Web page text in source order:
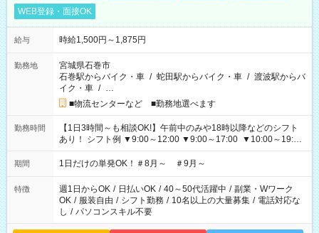
WEB登録・面接OK
給与 時給1,500円～1,875円
勤務地
宮城県石巻市
石巻駅からバイク・車 / 蛇田駅からバイク・車 / 渡波駅からバ
イク・車 / …
■物流センターなど ■勤務地選べます
勤務時間
【1日3時間～も相談OK!】午前中のみや18時以降などのシフト
あり！ シフト例 ▼9:00～12:00 ▼9:00～17:00 ▼10:00～19:00
▼18:00～21:00
期間 1日だけの単発OK！＃8月～ ＃9月～
特徴 週1日からOK / 日払いOK / 40～50代活躍中 / 副業・Wワーク
OK / 服装自由 / シフト勤務 / 10名以上の大量募集 / 電話対応な
し / パソコンスキル不要